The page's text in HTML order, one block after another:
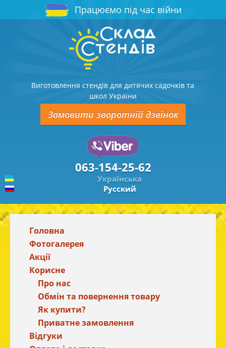
Працюємо під час війни
Виготовлення стендів для дитячих садочків та
школ України
Замовити зворотній дзвінок
063-154-25-62
Українська
Русский
Головна
Фотогалерея
Акції
Корисне
Про нас
Обмін та повернення товару
Як купити?
Приватне замовлення
Відгуки